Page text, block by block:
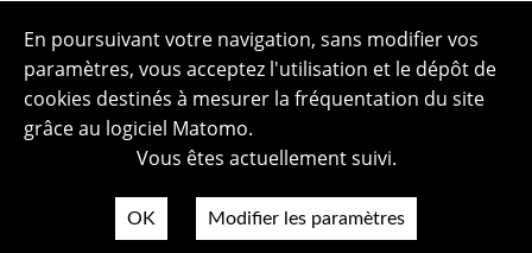
En poursuivant votre navigation, sans modifier vos
paramètres, vous acceptez l'utilisation et le dépôt de
cookies destinés à mesurer la fréquentation du site
grâce au logiciel Matomo.
Vous êtes actuellement suivi.
OK Modifier les paramètres